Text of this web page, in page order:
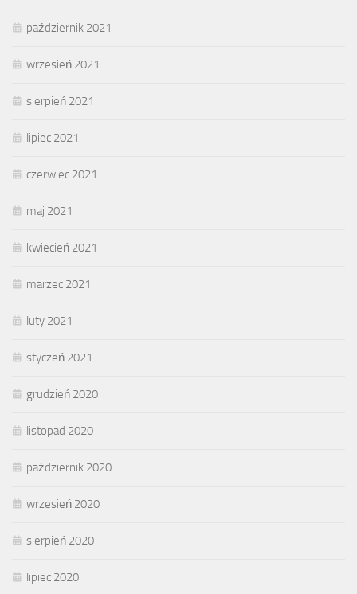
październik 2021
wrzesień 2021
sierpień 2021
lipiec 2021
czerwiec 2021
maj 2021
kwiecień 2021
marzec 2021
luty 2021
styczeń 2021
grudzień 2020
listopad 2020
październik 2020
wrzesień 2020
sierpień 2020
lipiec 2020